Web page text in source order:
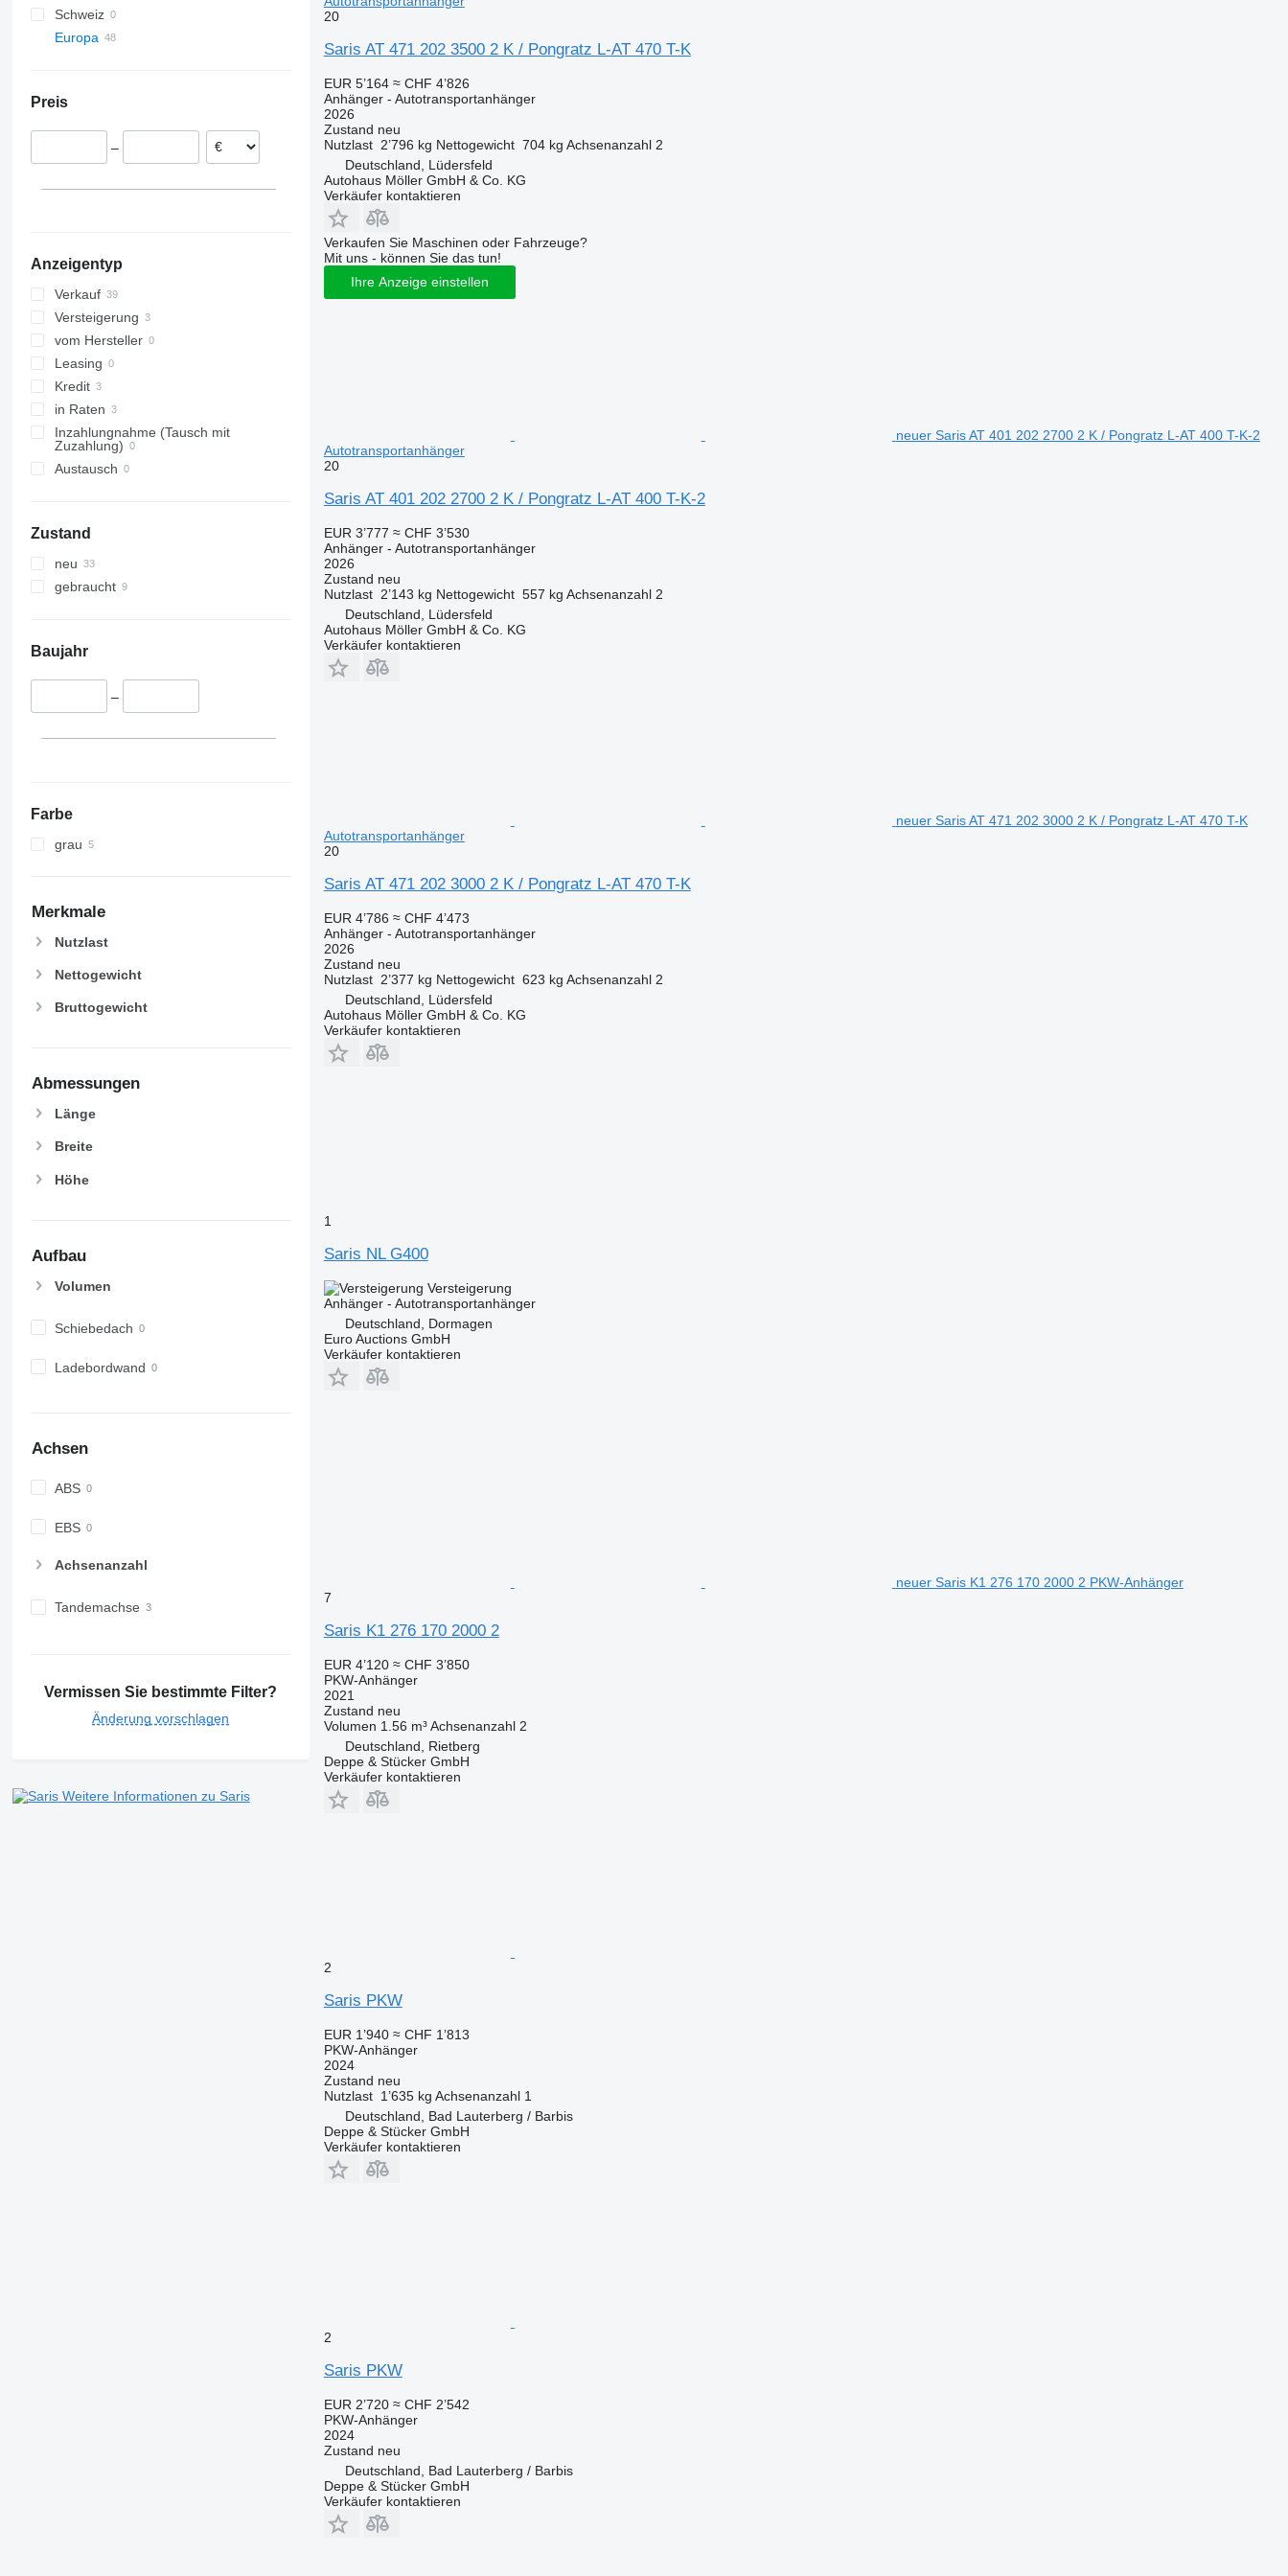
T683
T700
ZKO
ZWF
Schweiz
Europa
Lüdersfeld
Kirchlengern
alle anzeigen
Preis
–
Anzeigentyp
Verkauf
Versteigerung
vom Hersteller
Leasing
Kredit
in Raten
Inzahlungnahme (Tausch mit
Zuzahlung)
Austausch
Zustand
neu
gebraucht
Baujahr
–
Farbe
grau
Merkmale
Nutzlast
Nettogewicht
Bruttogewicht
Abmessungen
Länge
Breite
Höhe
Aufbau
Volumen
Schiebedach
Ladebordwand
Achsen
ABS
EBS
Achsenanzahl
Tandemachse
Vermissen Sie bestimmte Filter?
Änderung vorschlagen
Weitere Informationen zu Saris
20
Saris AT 471 202 3500 2 K / Pongratz L-AT 470 T-K
EUR 5’164 ≈ CHF 4’826
Anhänger - Autotransportanhänger
2026
Zustand neu
Nutzlast 2’796 kg Nettogewicht 704 kg Achsenanzahl 2
Deutschland, Lüdersfeld
Autohaus Möller GmbH & Co. KG
Verkäufer kontaktieren
Verkaufen Sie Maschinen oder Fahrzeuge?
Mit uns - können Sie das tun!
Ihre Anzeige einstellen
neuer Saris AT 401 202 2700 2 K / Pongratz L-AT 400 T-K-2
Autotransportanhänger
20
Saris AT 401 202 2700 2 K / Pongratz L-AT 400 T-K-2
EUR 3’777 ≈ CHF 3’530
Anhänger - Autotransportanhänger
2026
Zustand neu
Nutzlast 2’143 kg Nettogewicht 557 kg Achsenanzahl 2
Deutschland, Lüdersfeld
Autohaus Möller GmbH & Co. KG
Verkäufer kontaktieren
neuer Saris AT 471 202 3000 2 K / Pongratz L-AT 470 T-K
Autotransportanhänger
20
Saris AT 471 202 3000 2 K / Pongratz L-AT 470 T-K
EUR 4’786 ≈ CHF 4’473
Anhänger - Autotransportanhänger
2026
Zustand neu
Nutzlast 2’377 kg Nettogewicht 623 kg Achsenanzahl 2
Deutschland, Lüdersfeld
Autohaus Möller GmbH & Co. KG
Verkäufer kontaktieren
1
Saris NL G400
Versteigerung
Anhänger - Autotransportanhänger
Deutschland, Dormagen
Euro Auctions GmbH
Verkäufer kontaktieren
neuer Saris K1 276 170 2000 2 PKW-Anhänger
7
Saris K1 276 170 2000 2
EUR 4’120 ≈ CHF 3’850
PKW-Anhänger
2021
Zustand neu
Volumen 1.56 m³ Achsenanzahl 2
Deutschland, Rietberg
Deppe & Stücker GmbH
Verkäufer kontaktieren
2
Saris PKW
EUR 1’940 ≈ CHF 1’813
PKW-Anhänger
2024
Zustand neu
Nutzlast 1’635 kg Achsenanzahl 1
Deutschland, Bad Lauterberg / Barbis
Deppe & Stücker GmbH
Verkäufer kontaktieren
2
Saris PKW
EUR 2’720 ≈ CHF 2’542
PKW-Anhänger
2024
Zustand neu
Deutschland, Bad Lauterberg / Barbis
Deppe & Stücker GmbH
Verkäufer kontaktieren